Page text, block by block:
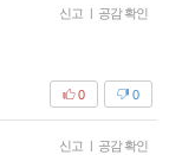
신고 | 공감 확인
0
0
신고 | 공감 확인